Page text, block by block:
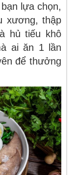
lựa chọn,
xương, thập
hủ tiếu khô
ai ăn 1 lần
để thưởng